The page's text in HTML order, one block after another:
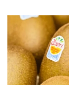
往各地批发市场及冷库。 智利水果出口商
Marambio）指出
量是去年的一倍。
术，智利车厘子仅
态到达中国市场。”